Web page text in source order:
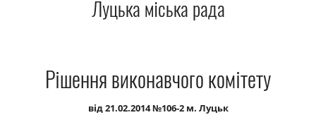
Міська рада
Публічна інформація
Луцька міська рада
Рішення виконавчого комітету
від 21.02.2014 №106-2 м. Луцьк